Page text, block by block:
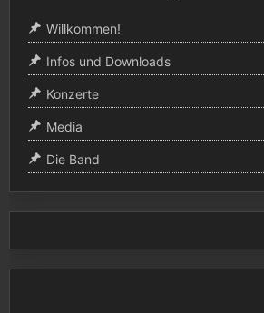
Willkommen!
Infos und Downloads
Konzerte
Media
Die Band